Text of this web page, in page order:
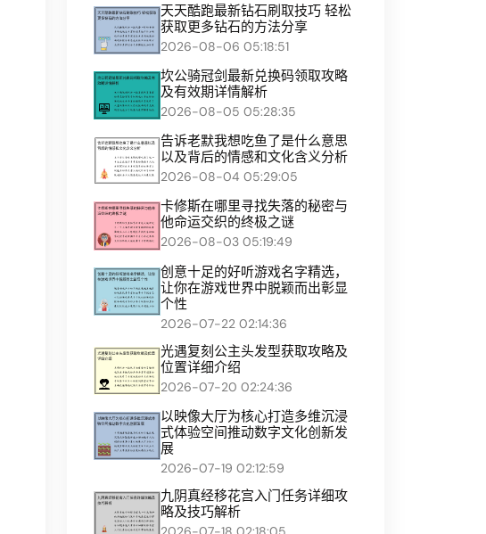
天天酷跑最新钻石刷取技巧 轻松
获取更多钻石的方法分享
2026-08-06 05:18:51
坎公骑冠剑最新兑换码领取攻略
及有效期详情解析
2026-08-05 05:28:35
告诉老默我想吃鱼了是什么意思
以及背后的情感和文化含义分析
2026-08-04 05:29:05
卡修斯在哪里寻找失落的秘密与
他命运交织的终极之谜
2026-08-03 05:19:49
创意十足的好听游戏名字精选，
让你在游戏世界中脱颖而出彰显
个性
2026-07-22 02:14:36
光遇复刻公主头发型获取攻略及
位置详细介绍
2026-07-20 02:24:36
以映像大厅为核心打造多维沉浸
式体验空间推动数字文化创新发
展
2026-07-19 02:12:59
九阴真经移花宫入门任务详细攻
略及技巧解析